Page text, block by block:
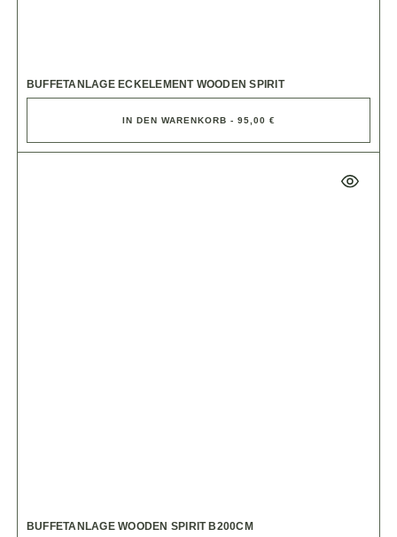
BUFFETANLAGE ECKELEMENT WOODEN SPIRIT
IN DEN WARENKORB - 95,00 €
BUFFETANLAGE WOODEN SPIRIT B200CM